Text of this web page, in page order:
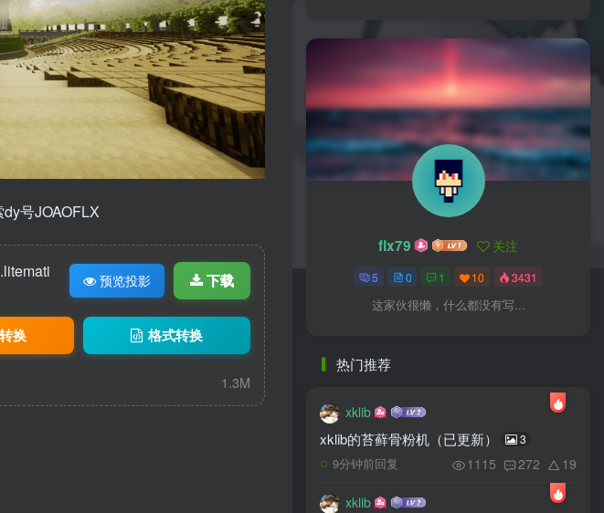
号JOAOFLX
预览投影 下载
换 格式转换
1.3M
flx79 关注
5 0 1 10 3431
这家伙很懒，什么都没有写...
热门推荐
xklib
xklib的苔藓骨粉机（已更新） 3
9分钟前回复 1115 272 19
xklib